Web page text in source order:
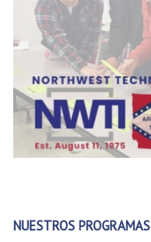
NUESTROS PROGRAMAS